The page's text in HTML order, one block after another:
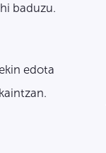
baduzu.
edota